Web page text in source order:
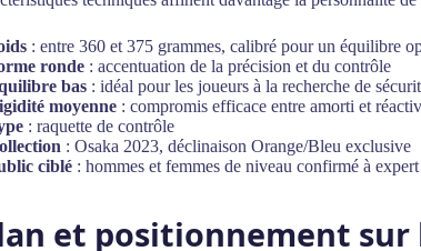
: entre 360 et 375 grammes, calibré pour un équilibre
ronde : accentuation de la précision et du contrôle
bas : idéal pour les joueurs à la recherche de
moyenne : compromis efficace entre amorti et
: raquette de contrôle
: Osaka 2023, déclinaison Orange/Bleu exclusive
ciblé : hommes et femmes de niveau confirmé à expert
et positionnement sur